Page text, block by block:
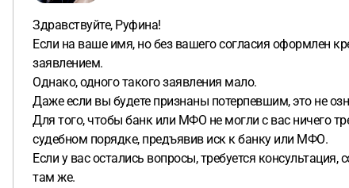
Здравствуйте, Руфина!
Если на ваше имя, но без вашего согласия оформлен
заявлением.
Однако, одного такого заявления мало.
Даже если вы будете признаны потерпевшим, это не
Для того, чтобы банк или МФО не могли с вас ничего
судебном порядке, предъявив иск к банку или МФО.
Если у вас остались вопросы, требуется
там же.